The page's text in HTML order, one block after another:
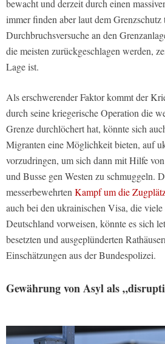
bewacht und derzeit durch einen
immer finden aber laut dem Grenzschutz
Durchbruchsversuche an den
die meisten zurückgeschlagen werden,
Lage ist.
Als erschwerender Faktor kommt der
durch seine kriegerische Operation die
Grenze durchlöchert hat, könnte sich
Migranten eine Möglichkeit bieten, auf
vorzudringen, um sich dann mit Hilfe
und Busse gen Westen zu schmuggeln.
messerbewehrtenKampf um die
auch bei den ukrainischen Visa, die
Deutschland vorweisen, könnte es sich
besetzten und ausgeplünderten
Einschätzungen aus der Bundespolizei.
Gewährung von Asyl als